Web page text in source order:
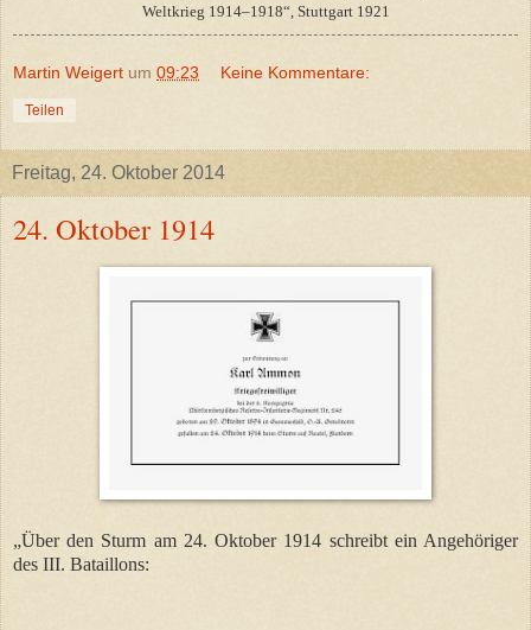
Weltkrieg 1914–1918“, Stuttgart 1921
Martin Weigert um 09:23 Keine Kommentare:
Teilen
Freitag, 24. Oktober 2014
24. Oktober 1914
„Über den Sturm am 24. Oktober 1914 schreibt ein Angehöriger
des III. Bataillons: